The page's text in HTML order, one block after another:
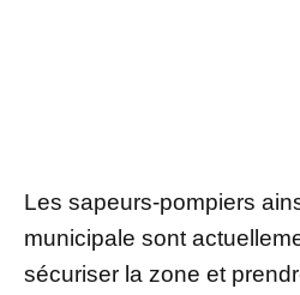
Les sapeurs-pompiers
municipale sont
sécuriser la zone et